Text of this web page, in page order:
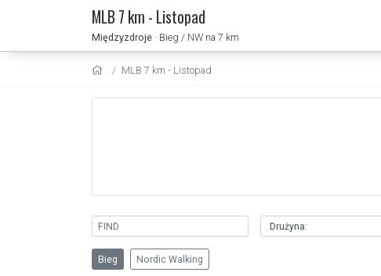
MLB 7 km - Listopad
Międzyzdroje · Bieg / NW na 7 km
MLB 7 km - Listopad
Bieg Nordic Walking